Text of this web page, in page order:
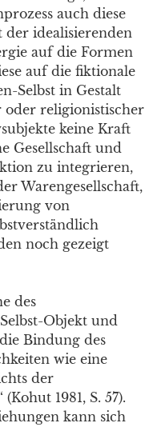
auch diese
der idealisierenden
auf die Formen
auf die fiktionale
Selbst in Gestalt
oder religionistischer
keine Kraft
Gesellschaft und
zu integrieren,
Warengesellschaft,
von
noch gezeigt
des
Objekt und
Bindung des
wie eine
der
1981, S. 57).
kann sich